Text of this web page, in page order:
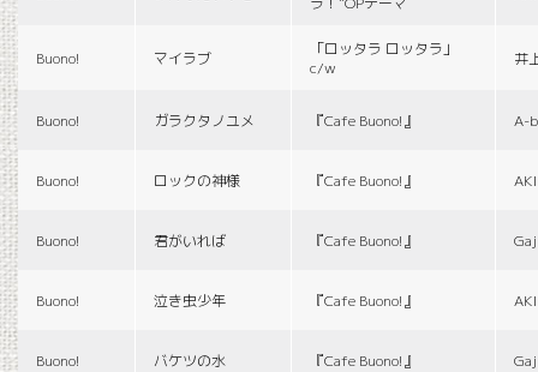
Buono! マイラブ
「ロッタラ ロッタラ」
c/w
井
Buono! ガラクタノユメ 『Cafe Buono!』 A-
Buono! ロックの神様 『Cafe Buono!』
Buono! 君がいれば 『Cafe Buono!』
Buono! 泣き虫少年 『Cafe Buono!』
Buono! バケツの水 『Cafe Buono!』